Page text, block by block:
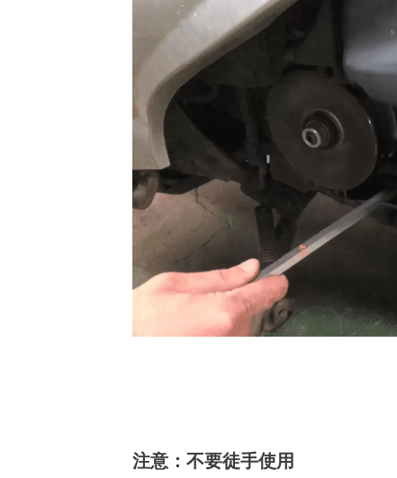
注意：不要徒手使用